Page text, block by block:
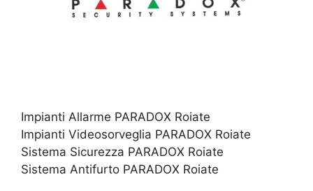
Impianti Allarme PARADOX Roiate
Impianti Videosorveglia PARADOX Roiate
Sistema Sicurezza PARADOX Roiate
Sistema Antifurto PARADOX Roiate